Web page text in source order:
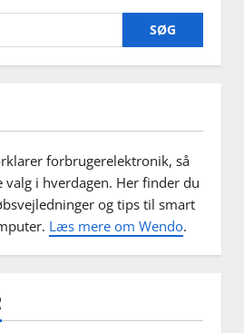
forbrugerelektronik, så
i hverdagen. Her finder du
og tips til smart
Læs mere om Wendo.